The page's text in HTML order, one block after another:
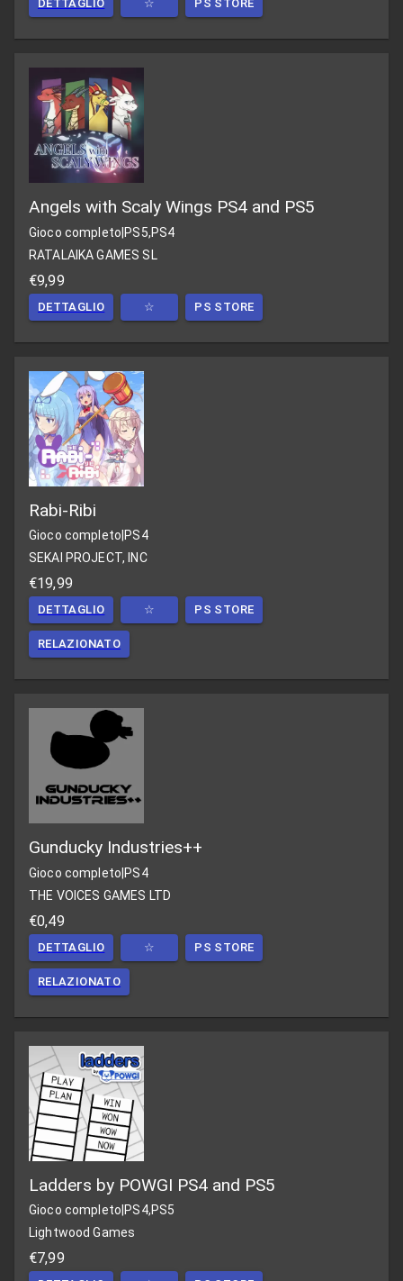
DETTAGLIO ☆ PS STORE
Angels with Scaly Wings PS4 and PS5
Gioco completo PS5,PS4
RATALAIKA GAMES SL
€9,99
DETTAGLIO ☆ PS STORE
Rabi-Ribi
Gioco completo PS4
SEKAI PROJECT, INC
€19,99
DETTAGLIO ☆ PS STORE
RELAZIONATO
Gunducky Industries++
Gioco completo PS4
THE VOICES GAMES LTD
€0,49
DETTAGLIO ☆ PS STORE
RELAZIONATO
Ladders by POWGI PS4 and PS5
Gioco completo PS4,PS5
Lightwood Games
€7,99